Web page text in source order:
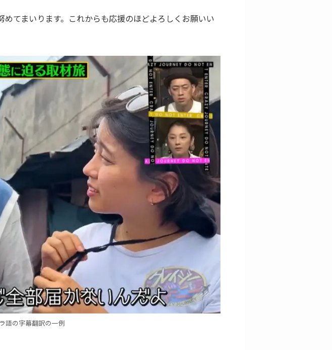
てまいります。これからも応援のほどよろしくお願いい
語の字幕翻訳の一例